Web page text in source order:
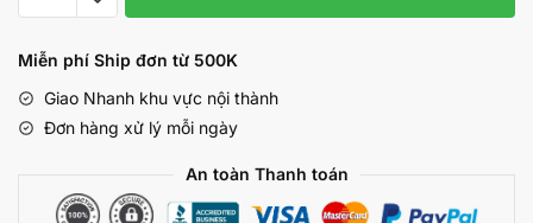
1.200.000 ₫.
là:
nhánh
thỏ-
mắt
Miễn phí Ship đơn từ 500K
Giao Nhanh khu vực nội thành
Đơn hàng xử lý mỗi ngày
An toàn Thanh toán